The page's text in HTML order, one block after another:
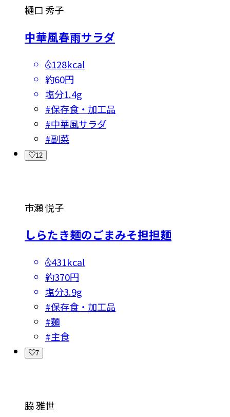
樋口 秀子
中華風春雨サラダ
128kcal
約60円
塩分1.4g
#保存食・加工品
#中華風サラダ
#副菜
12
市瀬 悦子
しらたき麺のごまみそ担担麺
431kcal
約370円
塩分3.9g
#保存食・加工品
#麺
#主食
7
脇 雅世